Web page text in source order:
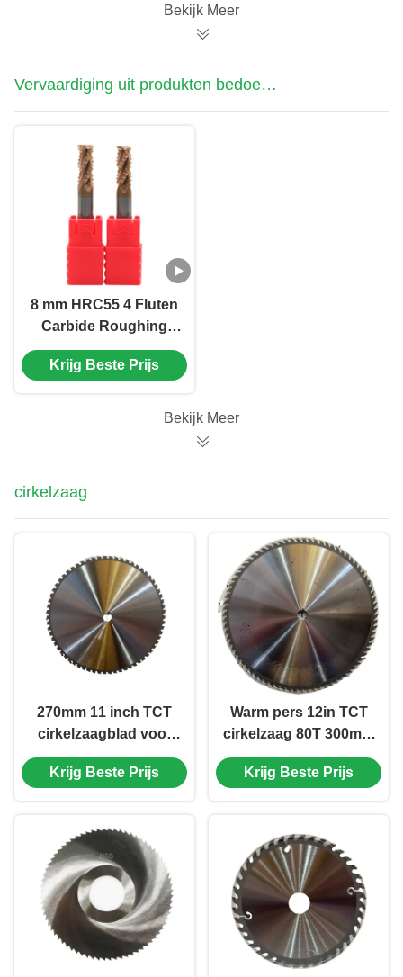
Externe Colling Tool
Bekijk Meer
Vervaardiging uit produkten bedoeld
bij de posten 8528 tot en met 8528
8 mm HRC55 4 Fluten
Carbide Roughing
End Mills TiAISiN
Coated voor staal en
Krijg Beste Prijs
Bekijk Meer
cirkelzaag
270mm 11 inch TCT
cirkelzaagblad voor
metaalmetalen met
cirkelzaag
Krijg Beste Prijs
Warm pers 12in TCT
cirkelzaag 80T 300mm
Tct zaagblad
Krijg Beste Prijs